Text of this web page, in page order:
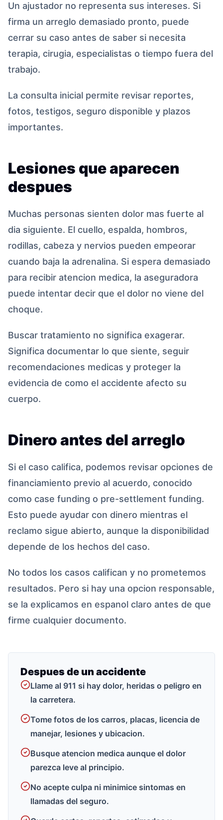
Un ajustador no representa sus intereses. Si
firma un arreglo demasiado pronto, puede
cerrar su caso antes de saber si necesita
terapia, cirugia, especialistas o tiempo fuera del
trabajo.
La consulta inicial permite revisar reportes,
fotos, testigos, seguro disponible y plazos
importantes.
Lesiones que aparecen
despues
Muchas personas sienten dolor mas fuerte al
dia siguiente. El cuello, espalda, hombros,
rodillas, cabeza y nervios pueden empeorar
cuando baja la adrenalina. Si espera demasiado
para recibir atencion medica, la aseguradora
puede intentar decir que el dolor no viene del
choque.
Buscar tratamiento no significa exagerar.
Significa documentar lo que siente, seguir
recomendaciones medicas y proteger la
evidencia de como el accidente afecto su
cuerpo.
Dinero antes del arreglo
Si el caso califica, podemos revisar opciones de
financiamiento previo al acuerdo, conocido
como case funding o pre-settlement funding.
Esto puede ayudar con dinero mientras el
reclamo sigue abierto, aunque la disponibilidad
depende de los hechos del caso.
No todos los casos califican y no prometemos
resultados. Pero si hay una opcion responsable,
se la explicamos en espanol claro antes de que
firme cualquier documento.
Despues de un accidente
Llame al 911 si hay dolor, heridas o peligro en
la carretera.
Tome fotos de los carros, placas, licencia de
manejar, lesiones y ubicacion.
Busque atencion medica aunque el dolor
parezca leve al principio.
No acepte culpa ni minimice sintomas en
llamadas del seguro.